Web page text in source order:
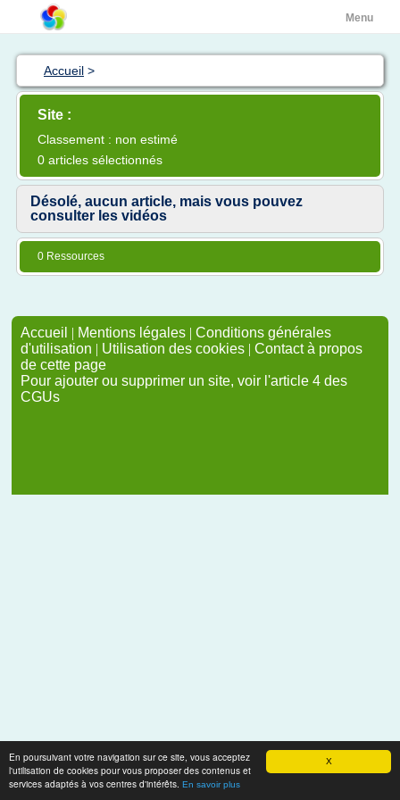
X
En poursuivant votre navigation sur ce site, vous acceptez
l'utilisation de cookies pour vous proposer des contenus et
services adaptés à vos centres d'intérêts. En savoir plus
Menu
Accueil >
Site :
Classement : non estimé
0 articles sélectionnés
Désolé, aucun article, mais vous pouvez
consulter les vidéos
0 Ressources
Accueil | Mentions légales | Conditions générales
d'utilisation | Utilisation des cookies | Contact à propos
de cette page
Pour ajouter ou supprimer un site, voir l'article 4 des
CGUs